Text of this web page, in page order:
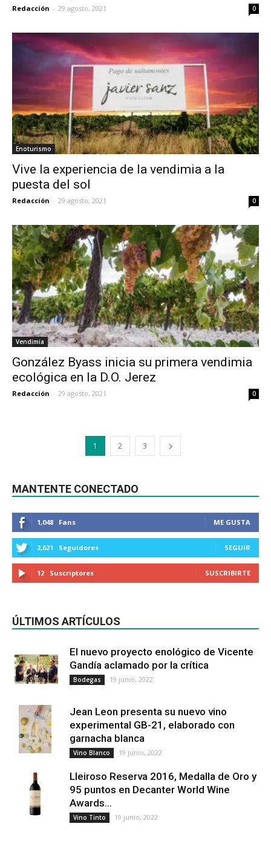
Redacción - 29 agosto, 2021 0
Enoturismo
Vive la experiencia de la vendimia a la
puesta del sol
Redacción - 29 agosto, 2021 0
Vendimia
González Byass inicia su primera vendimia
ecológica en la D.O. Jerez
Redacción - 29 agosto, 2021 0
1 2 3
MANTENTE CONECTADO
1,048 Fans ME GUSTA
2,621 Seguidores SEGUIR
12 Suscriptores SUSCRIBIRTE
ÚLTIMOS ARTÍCULOS
El nuevo proyecto enológico de Vicente
Gandía aclamado por la crítica
Bodegas 19 junio, 2022
Jean Leon presenta su nuevo vino
experimental GB-21, elaborado con
garnacha blanca
Vino Blanco 19 junio, 2022
Lleiroso Reserva 2016, Medalla de Oro y
95 puntos en Decanter World Wine
Awards...
Vino Tinto 19 junio, 2022